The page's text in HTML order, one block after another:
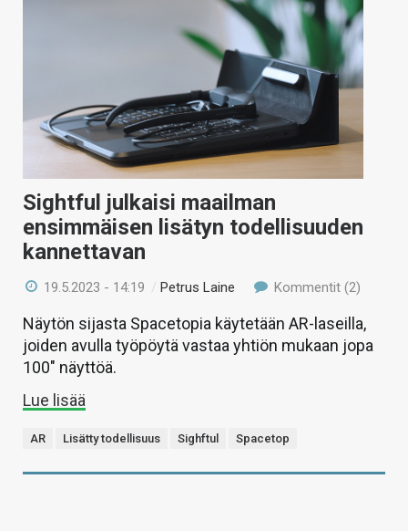
Sightful julkaisi maailman
ensimmäisen lisätyn todellisuuden
kannettavan
19.5.2023 - 14:19 /Petrus Laine Kommentit (2)
Näytön sijasta Spacetopia käytetään AR-laseilla,
joiden avulla työpöytä vastaa yhtiön mukaan jopa
100″ näyttöä.
Lue lisää
AR Lisätty todellisuus Sighftul Spacetop